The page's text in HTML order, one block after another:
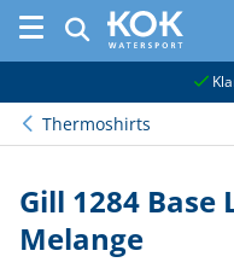
Thermoshirts
Gill 1284 Base
Melange